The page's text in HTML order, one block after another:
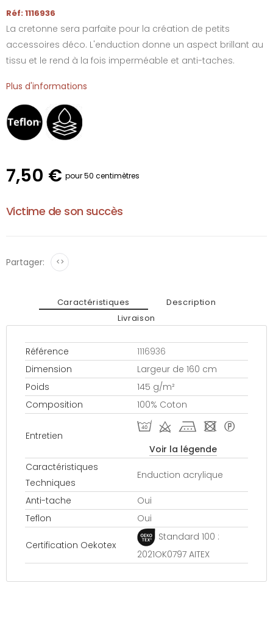
Réf: 1116936
La cretonne sera parfaite pour la création de petits
accessoires déco. L'enduction donne un aspect brillant au
tissu et le rend à la fois imperméable et anti-taches.
Plus d'informations
7,50 € pour 50 centimètres
Victime de son succès
Partager: <>
Caractéristiques
Description
Livraison
Référence
1116936
Dimension
Largeur de 160 cm
Poids
145 g/m²
Composition
100% Coton
Entretien
I d k - *
Voir la légende
Caractéristiques
Techniques
Enduction acrylique
Anti-tache
Oui
Teflon
Oui
Certification Oekotex
Standard 100 :
2021OK0797 AITEX